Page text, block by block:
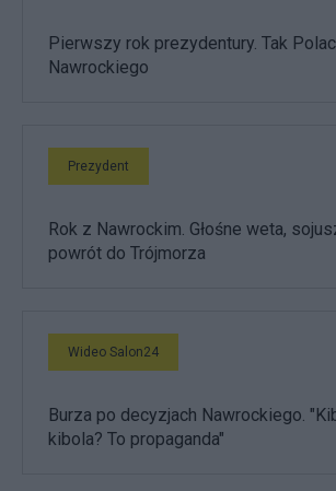
Pierwszy rok prezydentury. Tak
Nawrockiego
Prezydent
Rok z Nawrockim. Głośne weta,
powrót do Trójmorza
Wideo Salon24
Burza po decyzjach Nawrockiego.
kibola? To propaganda"